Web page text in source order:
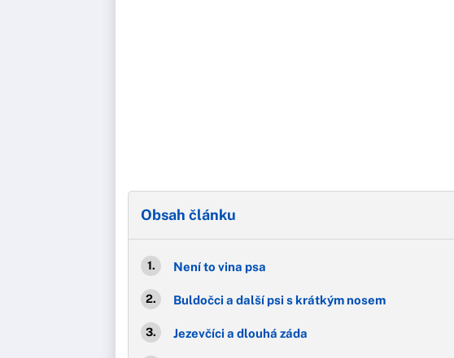
Obsah článku
Není to vina psa
Buldočci a další psi s krátkým nosem
Jezevčíci a dlouhá záda